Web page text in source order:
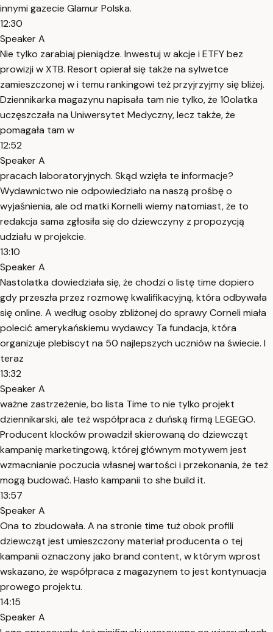
innymi gazecie Glamur Polska.
12:30
Speaker A
Nie tylko zarabiaj pieniądze. Inwestuj w akcje i ETFY bez
prowizji w XTB. Resort opierał się także na sylwetce
zamieszczonej w i temu rankingowi też przyjrzyjmy się bliżej.
Dziennikarka magazynu napisała tam nie tylko, że 10olatka
uczęszczała na Uniwersytet Medyczny, lecz także, że
pomagała tam w
12:52
Speaker A
pracach laboratoryjnych. Skąd wzięła te informacje?
Wydawnictwo nie odpowiedziało na naszą prośbę o
wyjaśnienia, ale od matki Kornelli wiemy natomiast, że to
redakcja sama zgłosiła się do dziewczyny z propozycją
udziału w projekcie.
13:10
Speaker A
Nastolatka dowiedziała się, że chodzi o listę time dopiero
gdy przeszła przez rozmowę kwalifikacyjną, która odbywała
się online. A według osoby zbliżonej do sprawy Corneli miała
polecić amerykańskiemu wydawcy Ta fundacja, która
organizuje plebiscyt na 50 najlepszych uczniów na świecie. I
teraz
13:32
Speaker A
ważne zastrzeżenie, bo lista Time to nie tylko projekt
dziennikarski, ale też współpraca z duńską firmą LEGEGO.
Producent klocków prowadził skierowaną do dziewcząt
kampanię marketingową, której głównym motywem jest
wzmacnianie poczucia własnej wartości i przekonania, że też
mogą budować. Hasło kampanii to she build it.
13:57
Speaker A
Ona to zbudowała. A na stronie time tuż obok profili
dziewcząt jest umieszczony materiał producenta o tej
kampanii oznaczony jako brand content, w którym wprost
wskazano, że współpraca z magazynem to jest kontynuacja
prowego projektu.
14:15
Speaker A